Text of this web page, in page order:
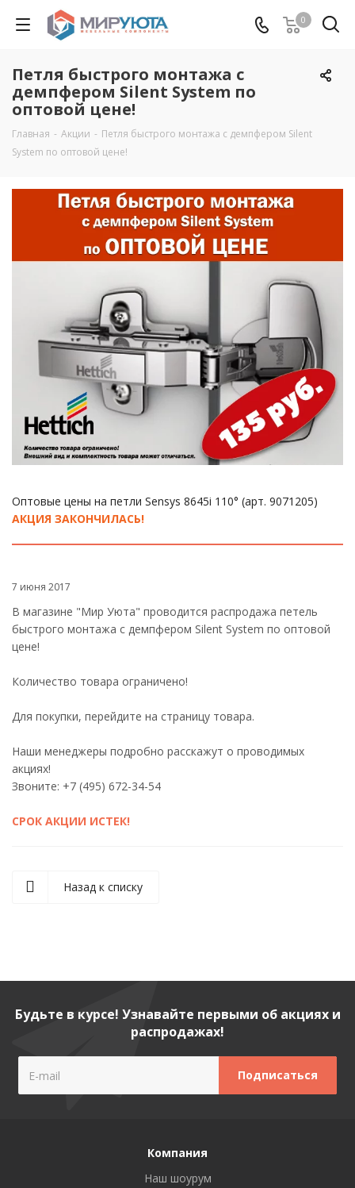
0
Петля быстрого монтажа с
демпфером Silent System по
оптовой цене!
Главная - Акции - Петля быстрого монтажа с демпфером Silent
System по оптовой цене!
Оптовые цены на петли Sensys 8645i 110° (арт. 9071205)
АКЦИЯ ЗАКОНЧИЛАСЬ!
7 июня 2017
В магазине "Мир Уюта" проводится распродажа петель
быстрого монтажа с демпфером Silent System по оптовой
цене!
Количество товара ограничено!
Для покупки, перейдите на страницу товара.
Наши менеджеры подробно расскажут о проводимых
акциях!
Звоните: +7 (495) 672-34-54
СРОК АКЦИИ ИСТЕК!
Назад к списку
Будьте в курсе! Узнавайте первыми об акциях и
распродажах!
Компания
Наш шоурум